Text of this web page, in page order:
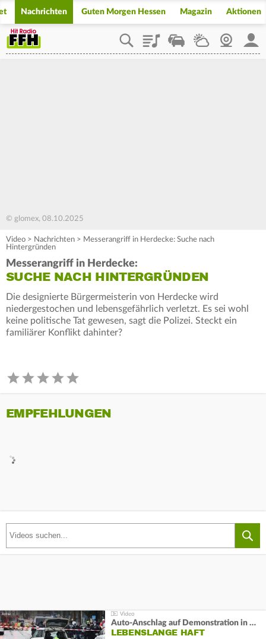
Nachrichten Guten Morgen Hessen Magazin Aktionen
PlaylistStaupilotWetterWebcam
© glomex, 08.10.2025
Video > Nachrichten > Messerangriff in Herdecke: Suche nach
Hintergründen
Messerangriff in Herdecke:
SUCHE NACH HINTERGRÜNDEN
Die designierte Bürgermeisterin von Herdecke wird
niedergestochen und lebensgefährlich verletzt. Es sei wohl
keine politische Tat gewesen, sagt die Polizei. Steckt ein
familiärer Konflikt dahinter?
EMPFEHLUNGEN
Auto-Anschlag auf Demonstration in München:
LEBENSLANGE HAFT